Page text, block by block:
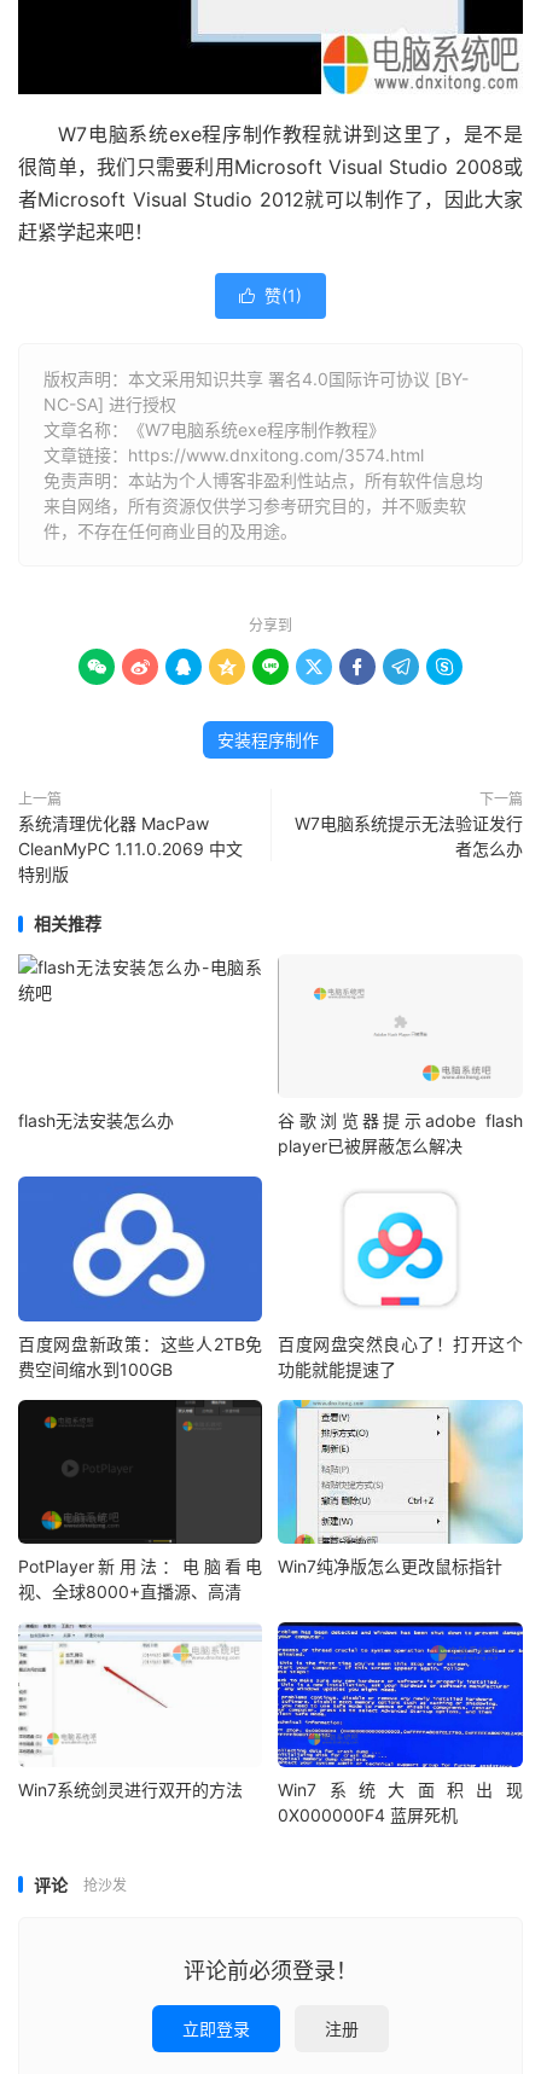
W7电脑系统exe程序制作教程就讲到这里了，是不是
很简单，我们只需要利用Microsoft Visual Studio 2008或
者Microsoft Visual Studio 2012就可以制作了，因此大家
赶紧学起来吧！
 赞(1)
版权声明：本文采用知识共享 署名4.0国际许可协议 [BY-
NC-SA] 进行授权
文章名称：《W7电脑系统exe程序制作教程》
文章链接： https://www.dnxitong.com/3574.html
免责声明：本站为个人博客非盈利性站点，所有软件信息均
来自网络，所有资源仅供学习参考研究目的，并不贩卖软
件，不存在任何商业目的及用途。
分享到
        
安装程序制作
上一篇
系统清理优化器 MacPaw
CleanMyPC 1.11.0.2069 中文
特别版
下一篇
W7电脑系统提示无法验证发行
者怎么办
相关推荐
flash无法安装怎么办
谷歌浏览器提示adobe flash
player已被屏蔽怎么解决
百度网盘新政策：这些人2TB免
费空间缩水到100GB
百度网盘突然良心了！打开这个
功能就能提速了
PotPlayer新用法：电脑看电
视、全球8000+直播源、高清
Win7纯净版怎么更改鼠标指针
Win7系统剑灵进行双开的方法
Win7系统大面积出现
0X000000F4 蓝屏死机
评论 抢沙发
评论前必须登录！
立即登录 注册